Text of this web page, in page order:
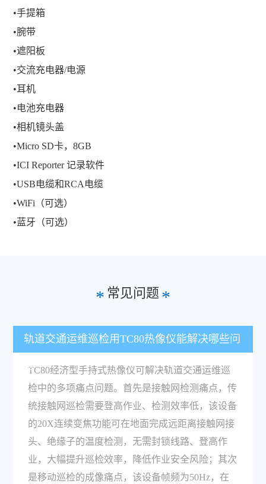
•手提箱
•腕带
•遮阳板
•交流充电器/电源
•耳机
•电池充电器
•相机镜头盖
•Micro SD卡，8GB
•ICI Reporter 记录软件
•USB电缆和RCA电缆
•WiFi（可选）
•蓝牙（可选）
* 常见问题 *
轨道交通运维巡检用TC80热像仪能解决哪些问
题？
TC80经济型手持式热像仪可解决轨道交通运维巡
检中的多项痛点问题。首先是接触网检测痛点，传
统接触网巡检需要登高作业、检测效率低，该设备
的20X连续变焦功能可在地面完成远距离接触网接
头、绝缘子的温度检测，无需封锁线路、登高作
业，大幅提升巡检效率，降低作业安全风险；其次
是移动巡检的成像痛点，该设备帧频为50Hz，在